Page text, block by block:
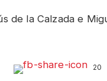
de la Calzada e
20